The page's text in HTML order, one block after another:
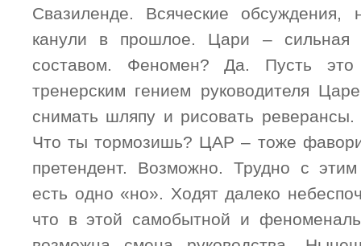
Свазиленде. Всяческие обсуждения,
канули в прошлое. Цари – сильная
составом. Феномен? Да. Пусть
тренерским гением руководителя
снимать шляпу и рисовать
Что ты тормозишь? ЦАР – тоже
претендент. Возможно. Трудно с
есть одно «но». Ходят далеко
что в этой самобытной и